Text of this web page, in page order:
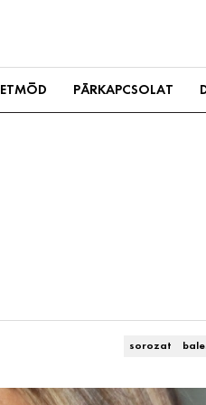
PÁRKAPCSOLAT
sorozat